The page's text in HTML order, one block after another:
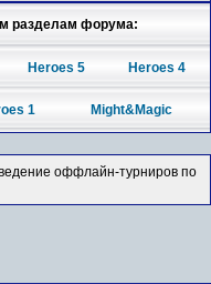
разделам форума:
Heroes 5 Heroes 4
1 Might&Magic
оффлайн-турниров по